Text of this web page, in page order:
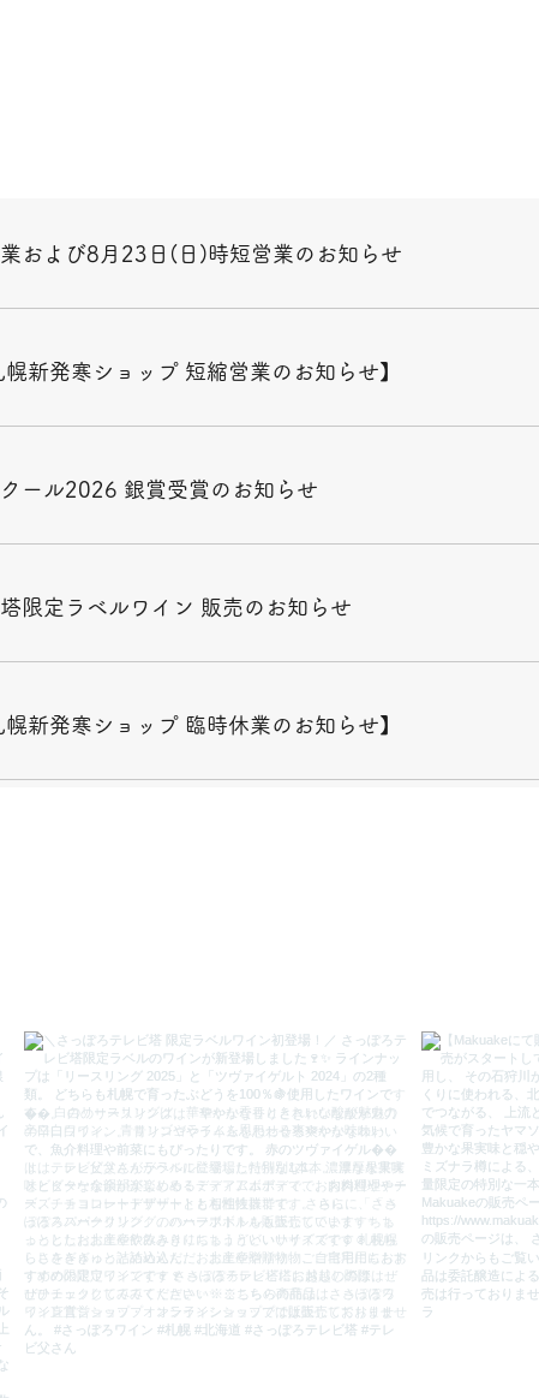
および8月23日(日)時短営業のお知らせ
新発寒ショップ 短縮営業のお知らせ】
ール2026 銀賞受賞のお知らせ
限定ラベルワイン 販売のお知らせ
新発寒ショップ 臨時休業のお知らせ】